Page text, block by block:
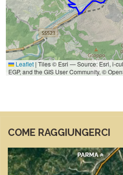
COME RAGGIUNGERCI